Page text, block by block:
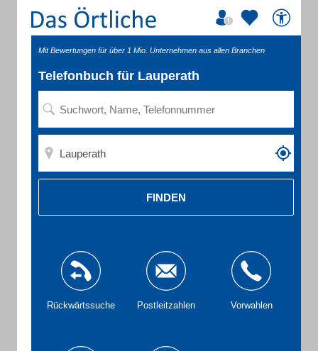
Mit Bewertungen für über 1 Mio. Unternehmen aus allen Branchen
Telefonbuch für Lauperath
FINDEN
Rückwärtssuche Postleitzahlen Vorwahlen